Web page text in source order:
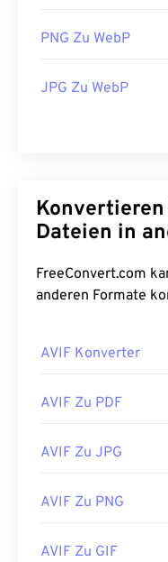
PNG Zu WebP
JPG Zu WebP
Konvertieren Sie
Dateien in
FreeConvert.com kann Ihre AVIF -
anderen Formate
AVIF Konverter
AVIF Zu PDF
AVIF Zu JPG
AVIF Zu PNG
AVIF Zu GIF